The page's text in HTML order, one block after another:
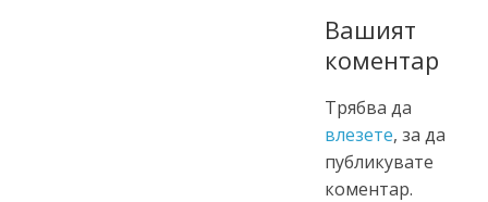
Вашият
коментар
Трябва да
влезете, за да
публикувате
коментар.